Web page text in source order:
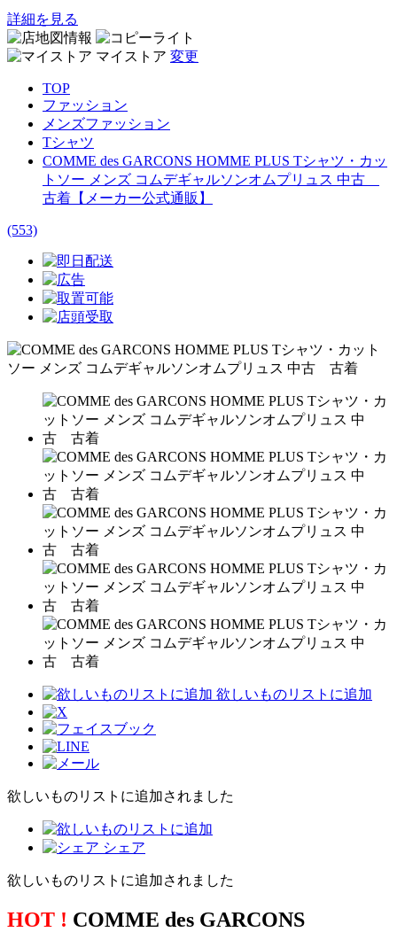
詳細を見る
マイストア 変更
TOP
ファッション
メンズファッション
Tシャツ
COMME des GARCONS HOMME PLUS Tシャツ・カッ
トソー メンズ コムデギャルソンオムプリュス 中古
古着【メーカー公式通販】
(553)
欲しいものリストに追加
欲しいものリストに追加されました
シェア
欲しいものリストに追加されました
HOT ! COMME des GARCONS